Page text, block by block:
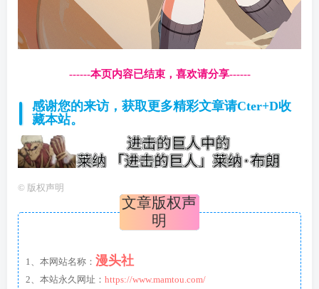
------本页内容已结束，喜欢请分享------
感谢您的来访，获取更多精彩文章请Cter+D收
藏本站。
© 版权声明
文章版权声
明
1、本网站名称： 漫头社
2、本站永久网址： https://www.mamtou.com/